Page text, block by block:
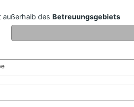
außerhalb des Betreuungsgebiets